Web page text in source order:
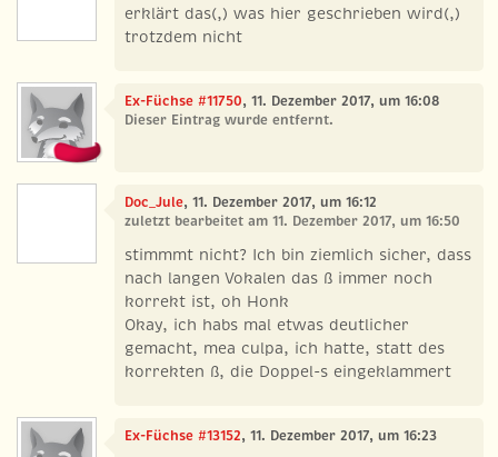
erklärt das(,) was hier geschrieben wird(,)
trotzdem nicht
Ex-Füchse #11750, 11. Dezember 2017, um 16:08
Dieser Eintrag wurde entfernt.
Doc_Jule, 11. Dezember 2017, um 16:12
zuletzt bearbeitet am 11. Dezember 2017, um 16:50
stimmmt nicht? Ich bin ziemlich sicher, dass
nach langen Vokalen das ß immer noch
korrekt ist, oh Honk
Okay, ich habs mal etwas deutlicher
gemacht, mea culpa, ich hatte, statt des
korrekten ß, die Doppel-s eingeklammert
Ex-Füchse #13152, 11. Dezember 2017, um 16:23